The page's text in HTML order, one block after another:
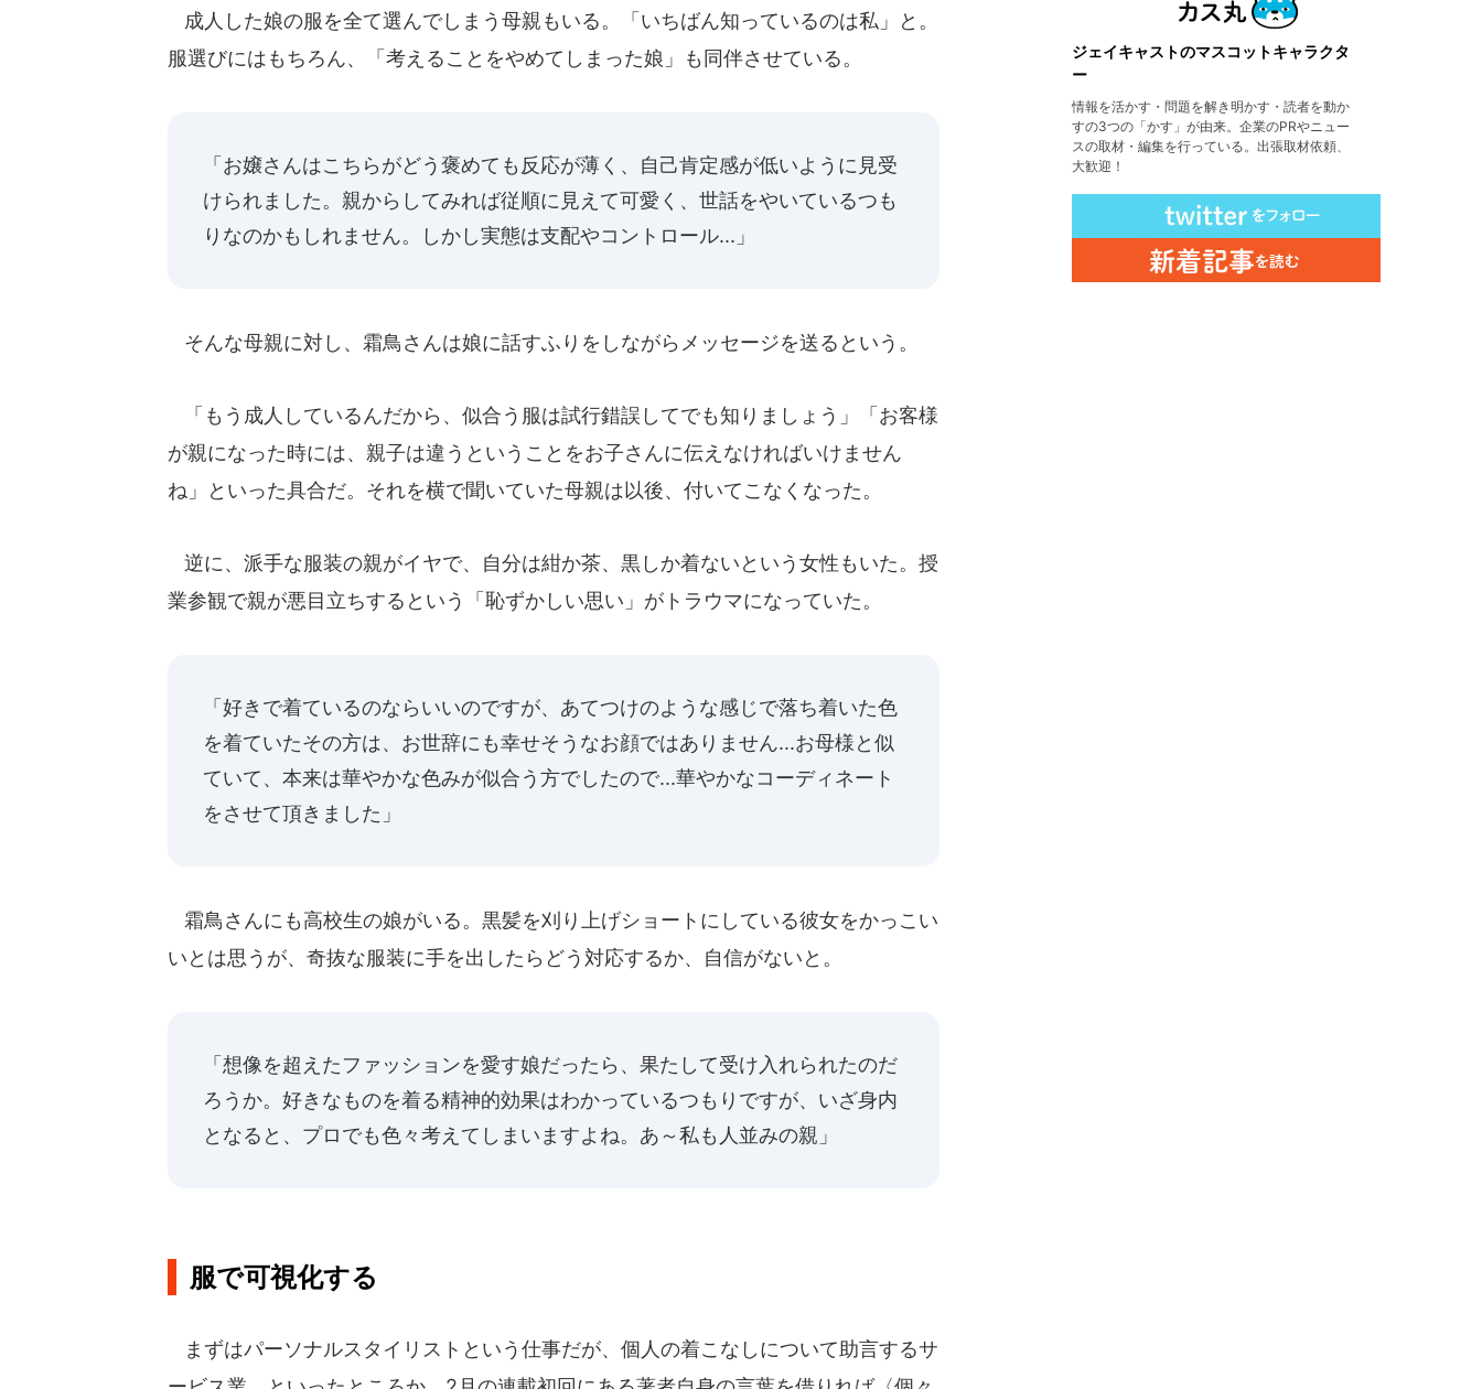
成人した娘の服を全て選んでしまう母親もいる。「いちばん知っているのは私」と。
服選びにはもちろん、「考えることをやめてしまった娘」も同伴させている。
「お嬢さんはこちらがどう褒めても反応が薄く、自己肯定感が低いように見受
けられました。親からしてみれば従順に見えて可愛く、世話をやいているつも
りなのかもしれません。しかし実態は支配やコントロール...」
そんな母親に対し、霜鳥さんは娘に話すふりをしながらメッセージを送るという。
「もう成人しているんだから、似合う服は試行錯誤してでも知りましょう」「お客様
が親になった時には、親子は違うということをお子さんに伝えなければいけません
ね」といった具合だ。それを横で聞いていた母親は以後、付いてこなくなった。
逆に、派手な服装の親がイヤで、自分は紺か茶、黒しか着ないという女性もいた。授
業参観で親が悪目立ちするという「恥ずかしい思い」がトラウマになっていた。
「好きで着ているのならいいのですが、あてつけのような感じで落ち着いた色
を着ていたその方は、お世辞にも幸せそうなお顔ではありません...お母様と似
ていて、本来は華やかな色みが似合う方でしたので...華やかなコーディネート
をさせて頂きました」
霜鳥さんにも高校生の娘がいる。黒髪を刈り上げショートにしている彼女をかっこい
いとは思うが、奇抜な服装に手を出したらどう対応するか、自信がないと。
「想像を超えたファッションを愛す娘だったら、果たして受け入れられたのだ
ろうか。好きなものを着る精神的効果はわかっているつもりですが、いざ身内
となると、プロでも色々考えてしまいますよね。あ～私も人並みの親」
服で可視化する
まずはパーソナルスタイリストという仕事だが、個人の着こなしについて助言するサ
ジェイキャストのマスコットキャラクタ
ー
情報を活かす・問題を解き明かす・読者を動か
すの3つの「かす」が由来。企業のPRやニュー
スの取材・編集を行っている。出張取材依頼、
大歓迎！